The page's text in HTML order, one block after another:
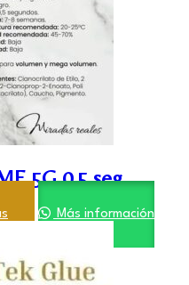
5G 0,5 seg
Más información